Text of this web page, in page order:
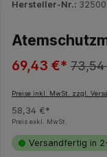
Hersteller-Nr.:
69,43 €*
Preise inkl. MwSt. zzgl.
58,34 €*
Preis exkl. MwSt.
Versandfertig in